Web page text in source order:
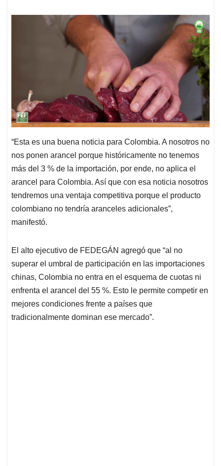
“Esta es una buena noticia para Colombia. A nosotros no
nos ponen arancel porque históricamente no tenemos
más del 3 % de la importación, por ende, no aplica el
arancel para Colombia. Así que con esa noticia nosotros
tendremos una ventaja competitiva porque el producto
colombiano no tendría aranceles adicionales”,
manifestó.
El alto ejecutivo de FEDEGÁN agregó que “al no
superar el umbral de participación en las importaciones
chinas, Colombia no entra en el esquema de cuotas ni
enfrenta el arancel del 55 %. Esto le permite competir en
mejores condiciones frente a países que
tradicionalmente dominan ese mercado”.